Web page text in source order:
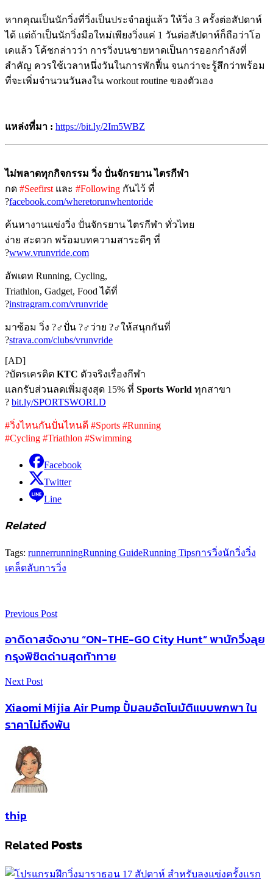
หากคุณเป็นนักวิ่งที่วิ่งเป็นประจำอยู่แล้ว ให้วิ่ง 3 ครั้งต่อสัปดาห์
ได้ แต่ถ้าเป็นนักวิ่งมือใหม่เพียงวิ่งแค่ 1 วันต่อสัปดาห์ก็ถือว่าโอ
เคแล้ว โค้ชกล่าวว่า การวิ่งบนชายหาดเป็นการออกกำลังที่
สำคัญ ควรใช้เวลาหนึ่งวันในการพักฟื้น จนกว่าจะรู้สึกว่าพร้อม
ที่จะเพิ่มจำนวนวันลงใน workout routine ของตัวเอง
แหล่งที่มา : https://bit.ly/2Im5WBZ
ไม่พลาดทุกกิจกรรม วิ่ง ปั่นจักรยาน ไตรกีฬา
กด #Seefirst และ #Following กันไว้ ที่
?facebook.com/wheretorunwhentoride
ค้นหางานแข่งวิ่ง ปั่นจักรยาน ไตรกีฬา ทั่วไทย
ง่าย สะดวก พร้อมบทความสาระดีๆ ที่
?www.vrunvride.com
อัพเดท Running, Cycling,
Triathlon, Gadget, Food ได้ที่
?instragram.com/vrunvride
มาซ้อม วิ่ง ?‍♂ปั่น ?‍♂ว่าย ?‍♂ให้สนุกกันที่
?strava.com/clubs/vrunvride
[AD]
?บัตรเครดิต KTC ตัวจริงเรื่องกีฬา
แลกรับส่วนลดเพิ่มสูงสุด 15% ที่ Sports World ทุกสาขา
? bit.ly/SPORTSWORLD
#วิ่งไหนกันปั่นไหนดี #Sports #Running
#Cycling #Triathlon #Swimming
Facebook
Twitter
Line
Related
Tags: runnerrunningRunning GuideRunning Tipsการวิ่งนักวิ่งวิ่ง
เคล็ดลับการวิ่ง
Previous Post
อาดิดาสจัดงาน “ON-THE-GO City Hunt” พานักวิ่งลุย
กรุงพิชิตด่านสุดท้าทาย
Next Post
Xiaomi Mijia Air Pump ปั้มลมอัตโนมัติแบบพกพา ใน
ราคาไม่ถึงพัน
thip
Related Posts